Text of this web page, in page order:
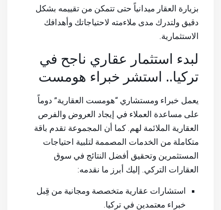
بزيارة العقار ميدانياً حتى تتمكن من تقييمه بشكل
دقيق ولتدرك مدى ملاءمته لاحتياجاتك وأهدافك
الاستثمارية.
لبدء استثمار عقاري ناجح في
تركيا.. استشر خبراء هومست
يعمل خبراء ومستشاري “هومست العقارية” دوماً
على مساعدة العملاء في إيجاد العروض والفرص
العقارية الملائمة لهم. كما أن المجموعة تقدم باقة
متكاملة من الخدمات المصممة لتلبية احتياجات
المستثمرين وتحقيق أفضل النتائج في سوق
العقارات التركي. إليك أبرز ما نقدمه:
استشارات عقارية متخصصة ومجانية من قِبل
خبراء معتمدين في تركيا.